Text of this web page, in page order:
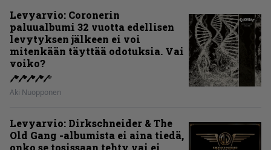
Levyarvio: Coronerin
paluualbumi 32 vuotta edellisen
levytyksen jälkeen ei voi
mitenkään täyttää odotuksia. Vai
voiko?
Aki Nuopponen
Levyarvio: Dirkschneider & The
Old Gang -albumista ei aina tiedä,